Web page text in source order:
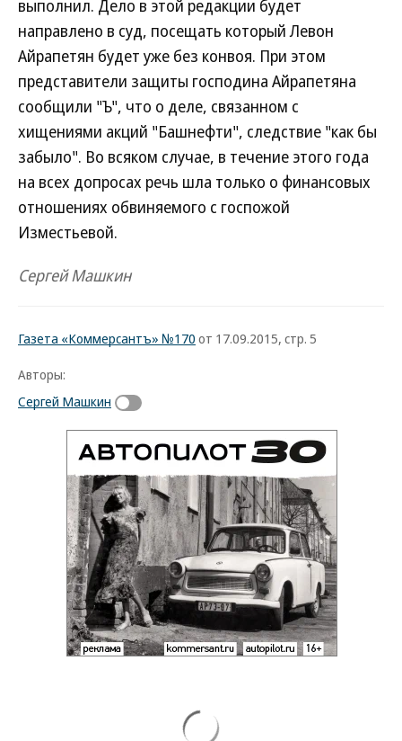
выполнил. Дело в этой редакции будет
направлено в суд, посещать который Левон
Айрапетян будет уже без конвоя. При этом
представители защиты господина Айрапетяна
сообщили "Ъ", что о деле, связанном с
хищениями акций "Башнефти", следствие "как бы
забыло". Во всяком случае, в течение этого года
на всех допросах речь шла только о финансовых
отношениях обвиняемого с госпожой
Изместьевой.
Сергей Машкин
Газета «Коммерсантъ» №170 от 17.09.2015, стр. 5
Авторы:
Сергей Машкин